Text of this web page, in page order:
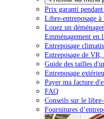
Prix garanti pendant
Libre-entreposage à
Louez un
Emménagement en
Entreposage
Entreposage de
Guide des tailles
Entreposage
Payer ma facture
FAQ
Conseils sur le
Fournitures